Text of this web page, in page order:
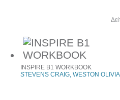
INSPIRE B1 WORKBOOK
STEVENS CRAIG, WESTON OLIVIA